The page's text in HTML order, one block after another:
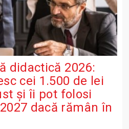
didactică 2026:
cei 1.500 de lei
și îi pot folosi
dacă rămân în